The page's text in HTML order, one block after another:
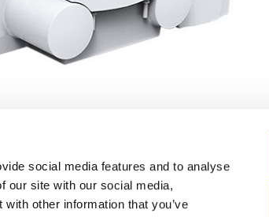
social media features and to analyse
our site with our social media,
other information that you’ve